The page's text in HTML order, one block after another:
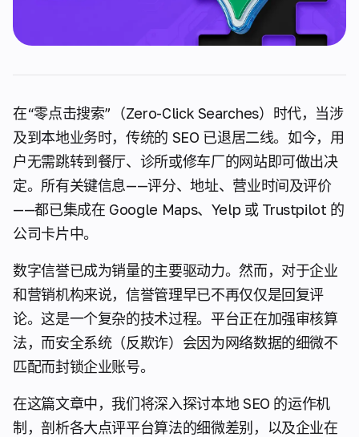
在“零点击搜索”（Zero-Click Searches）时代，当涉
及到本地业务时，传统的 SEO 已退居二线。如今，用
户无需跳转到餐厅、诊所或修车厂的网站即可做出决
定。所有关键信息——评分、地址、营业时间及评价
——都已集成在 Google Maps、Yelp 或 Trustpilot 的
公司卡片中。
数字信誉已成为销量的主要驱动力。然而，对于企业
和营销机构来说，信誉管理早已不再仅仅是回复评
论。这是一个复杂的技术过程。平台正在加强审核算
法，而安全系统（反欺诈）会因为网络数据的细微不
匹配而封锁企业账号。
在这篇文章中，我们将深入探讨本地 SEO 的运作机
制，剖析各大点评平台算法的细微差别，以及企业在